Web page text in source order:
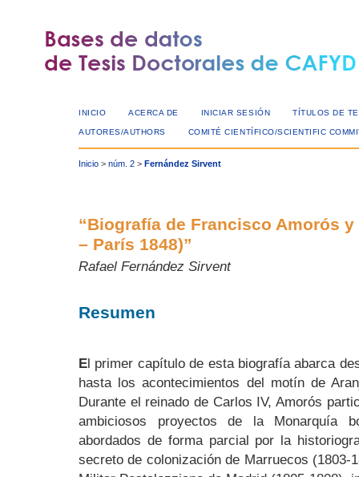
INICIO ACERCA DE INICIAR SESIÓN TÍTULOS DE
AUTORES/AUTHORS COMITÉ CIENTÍFICO/SCIENTIFIC
Inicio > núm. 2 > Fernández Sirvent
“Biografía de Francisco Amorós y
– París 1848)”
Rafael Fernández Sirvent
Resumen
El primer capítulo de esta biografía abarca
hasta los acontecimientos del motín de
Durante el reinado de Carlos IV, Amorós
ambiciosos proyectos de la Monarquía
abordados de forma parcial por la
secreto de colonización de Marruecos